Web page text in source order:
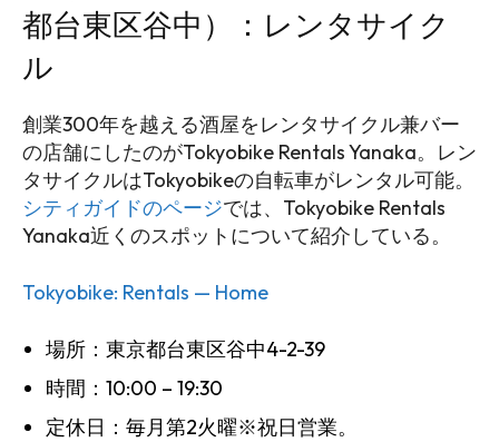
都台東区谷中）：レンタサイク
ル
創業300年を越える酒屋をレンタサイクル兼バー
の店舗にしたのがTokyobike Rentals Yanaka。レン
タサイクルはTokyobikeの自転車がレンタル可能。
シティガイドのページでは、Tokyobike Rentals
Yanaka近くのスポットについて紹介している。
Tokyobike: Rentals — Home
場所：東京都台東区谷中4-2-39
時間：10:00 – 19:30
定休日：毎月第2火曜※祝日営業。